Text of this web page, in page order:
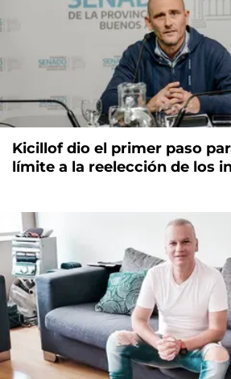
Kicillof dio el primer paso
límite a la reelección de los